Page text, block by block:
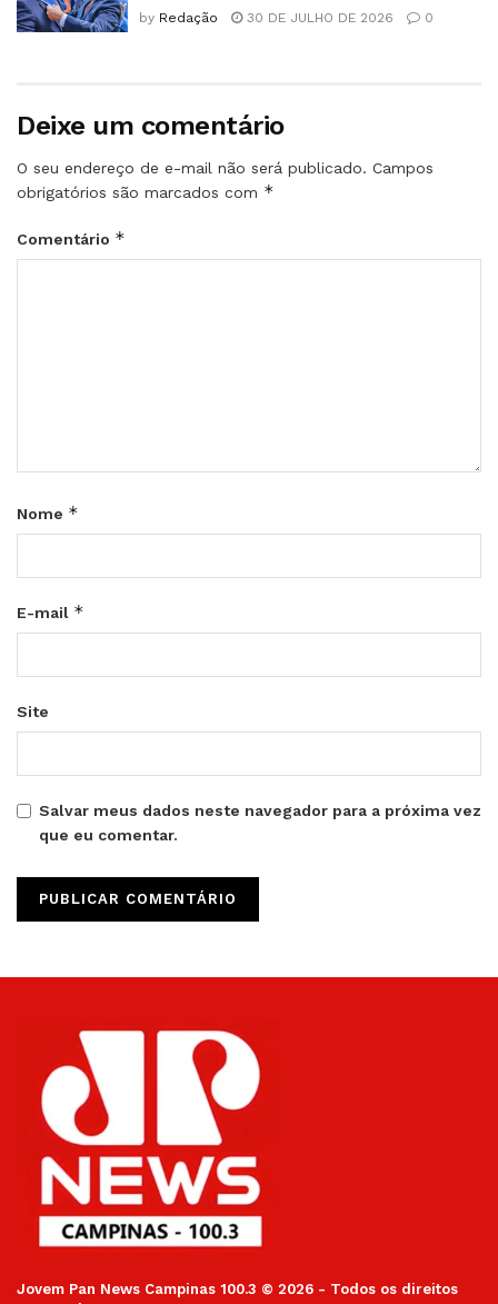
by Redação 30 DE JULHO DE 2026 0
Deixe um comentário
O seu endereço de e-mail não será publicado. Campos
obrigatórios são marcados com *
Comentário *
Nome *
E-mail *
Site
Salvar meus dados neste navegador para a próxima vez
que eu comentar.
Jovem Pan News Campinas 100.3 © 2026 - Todos os direitos